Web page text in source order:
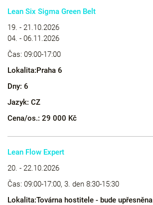
Lean Six Sigma Green Belt
19. - 21.10.2026
04. - 06.11.2026
Čas: 09:00-17:00
Lokalita:Praha 6
Dny: 6
Jazyk: CZ
Cena/os.: 29 000 Kč
Lean Flow Expert
20. - 22.10.2026
Čas: 09:00-17:00, 3. den 8:30-15:30
Lokalita:Továrna hostitele - bude upřesněna